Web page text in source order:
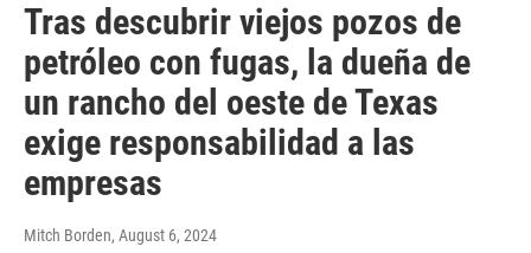
Tras descubrir viejos pozos de
petróleo con fugas, la dueña de
un rancho del oeste de Texas
exige responsabilidad a las
empresas
Mitch Borden, August 6, 2024